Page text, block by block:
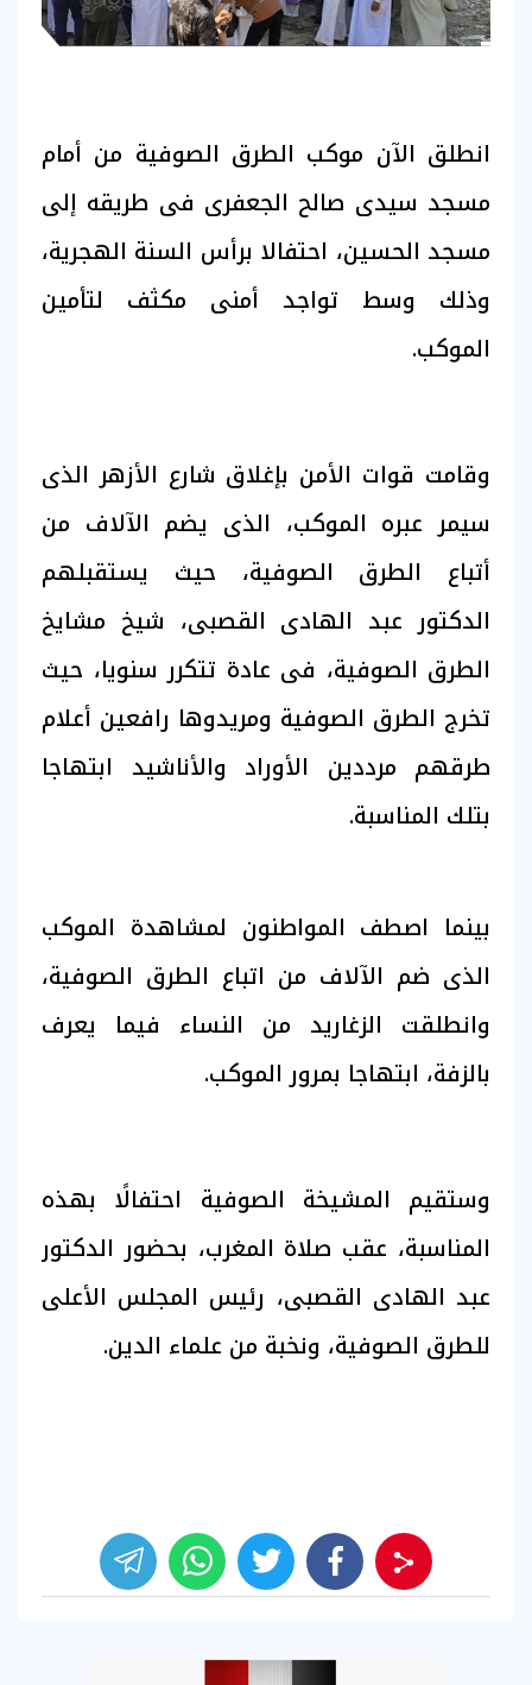
انطلق الآن موكب الطرق الصوفية من أمام
مسجد سيدى صالح الجعفرى فى طريقه إلى
مسجد الحسين، احتفالا برأس السنة الهجرية،
وذلك وسط تواجد أمنى مكثف لتأمين
الموكب.
وقامت قوات الأمن بإغلاق شارع الأزهر الذى
سيمر عبره الموكب، الذى يضم الآلاف من
أتباع الطرق الصوفية، حيث يستقبلهم
الدكتور عبد الهادى القصبى، شيخ مشايخ
الطرق الصوفية، فى عادة تتكرر سنويا، حيث
تخرج الطرق الصوفية ومريدوها رافعين أعلام
طرقهم مرددين الأوراد والأناشيد ابتهاجا
بتلك المناسبة.
بينما اصطف المواطنون لمشاهدة الموكب
الذى ضم الآلاف من اتباع الطرق الصوفية،
وانطلقت الزغاريد من النساء فيما يعرف
بالزفة، ابتهاجا بمرور الموكب.
وستقيم المشيخة الصوفية احتفالًا بهذه
المناسبة، عقب صلاة المغرب، بحضور الدكتور
عبد الهادى القصبى، رئيس المجلس الأعلى
للطرق الصوفية، ونخبة من علماء الدين.